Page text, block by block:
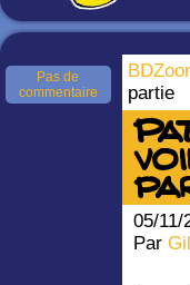
partie
Pas de
commentaire
05/11/
Par